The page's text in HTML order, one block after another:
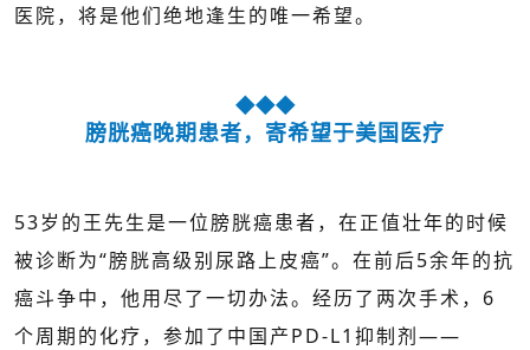
医院，将是他们绝地逢生的唯一希望。
◆◆◆
膀胱癌晚期患者，寄希望于美国医疗
53岁的王先生是一位膀胱癌患者，在正值壮年的时候
被诊断为“膀胱高级别尿路上皮癌”。在前后5余年的抗
癌斗争中，他用尽了一切办法。经历了两次手术，6
个周期的化疗，参加了中国产PD-L1抑制剂——